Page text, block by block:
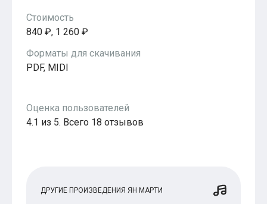
Стоимость
840 ₽, 1 260 ₽
Форматы для скачивания
PDF, MIDI
Оценка пользователей
4.1 из 5. Всего 18 отзывов
ДРУГИЕ ПРОИЗВЕДЕНИЯ ЯН МАРТИ